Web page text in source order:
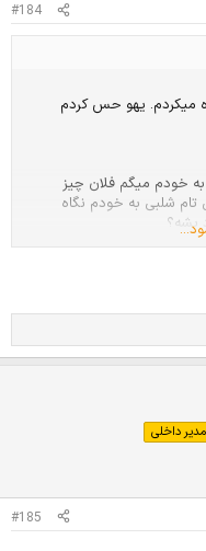
#184
میکردم. یهو حس کردم
خودم میگم فلان چیز
شلبی به خودم نگاه
بشه؟
واقعا ایده ای ندارم چطور
جور فریاد کمکه قبل غرق
مدیر داخلی
#185